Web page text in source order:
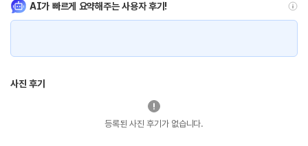
AI가 빠르게 요약해주는 사용자 후기!
사진 후기
등록된 사진 후기가 없습니다.